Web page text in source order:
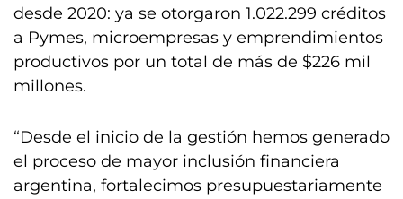
desde 2020: ya se otorgaron 1.022.299 créditos
a Pymes, microempresas y emprendimientos
productivos por un total de más de $226 mil
millones.
“Desde el inicio de la gestión hemos generado
el proceso de mayor inclusión financiera
argentina, fortalecimos presupuestariamente